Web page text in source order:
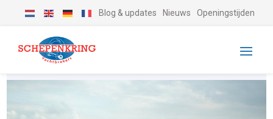
Blog & updates Nieuws Openingstijden